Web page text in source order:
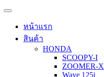
หน้าแรก
สินค้า
HONDA
SCOOPY-I
ZOOMER-X
Wave 125i